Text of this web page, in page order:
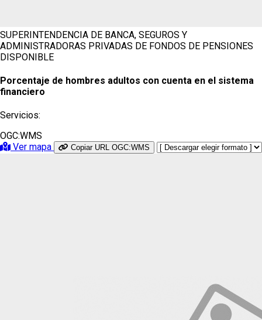
SUPERINTENDENCIA DE BANCA, SEGUROS Y
ADMINISTRADORAS PRIVADAS DE FONDOS DE PENSIONES
DISPONIBLE
Porcentaje de hombres adultos con cuenta en el sistema
financiero
Servicios:
OGC:WMS
Ver mapa
Copiar URL OGC:WMS